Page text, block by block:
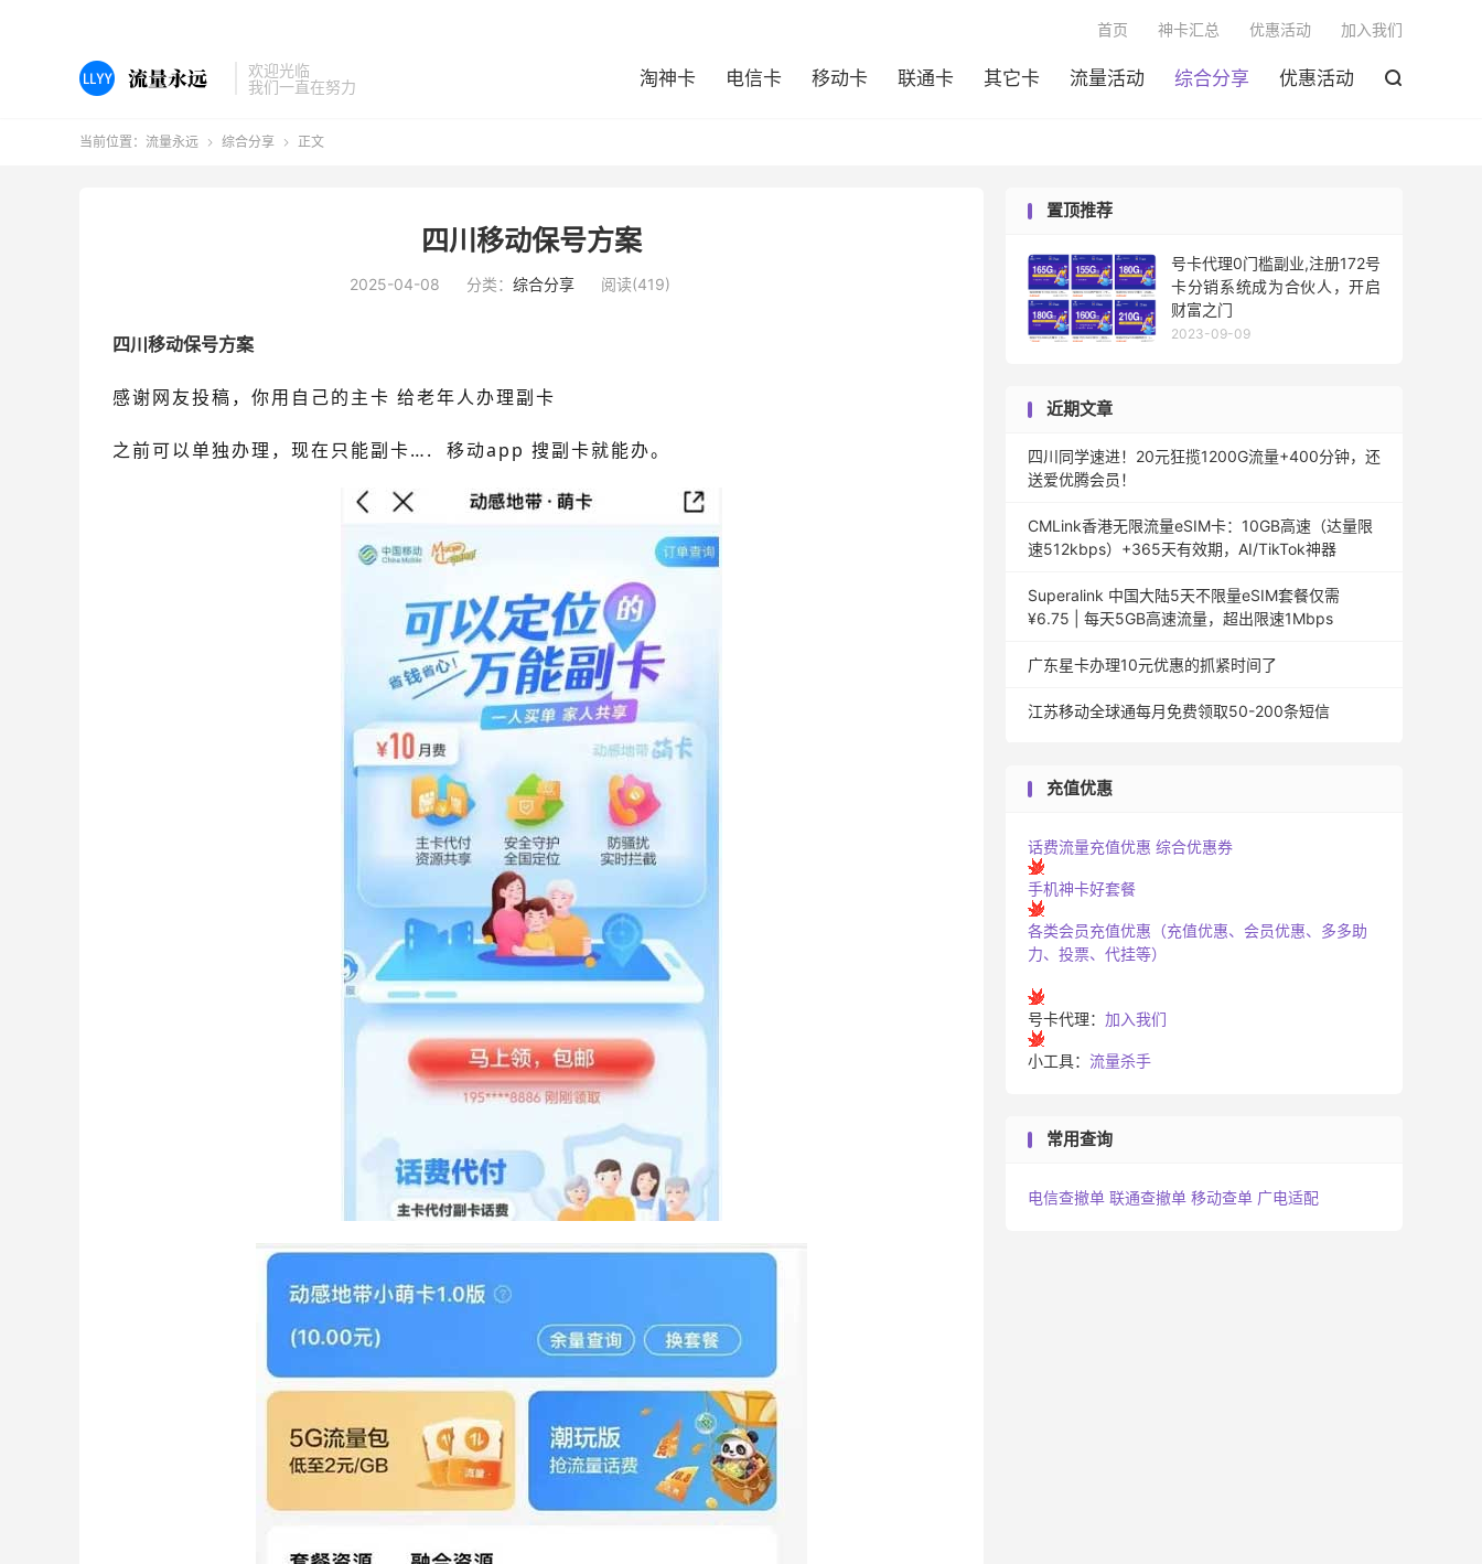
欢迎光临
我们一直在努力
淘神卡 电信卡 移动卡 联通卡 其它卡 流量活动 综合分享 优惠活动 
首页 神卡汇总 优惠活动 加入我们
当前位置： 流量永远  综合分享  正文
四川移动保号方案
2025-04-08 分类： 综合分享 阅读(419)
四川移动保号方案
感谢网友投稿， 你用自己的主卡 给老年人办理副卡
之前可以单独办理，现在只能副卡…. 移动app 搜副卡就能办。
置顶推荐
号卡代理0门槛副业,注册172号
卡分销系统成为合伙人，开启
财富之门
2023-09-09
近期文章
四川同学速进！20元狂揽1200G流量+400分钟，还
送爱优腾会员！
CMLink香港无限流量eSIM卡：10GB高速（达量限
速512kbps）+365天有效期，AI/TikTok神器
Superalink 中国大陆5天不限量eSIM套餐仅需
¥6.75 | 每天5GB高速流量，超出限速1Mbps
广东星卡办理10元优惠的抓紧时间了
江苏移动全球通每月免费领取50-200条短信
充值优惠
话费流量充值优惠 综合优惠券
手机神卡好套餐
各类会员充值优惠（充值优惠、会员优惠、多多助
力、投票、代挂等）
号卡代理： 加入我们
小工具： 流量杀手
常用查询
电信查撤单 联通查撤单 移动查单 广电适配